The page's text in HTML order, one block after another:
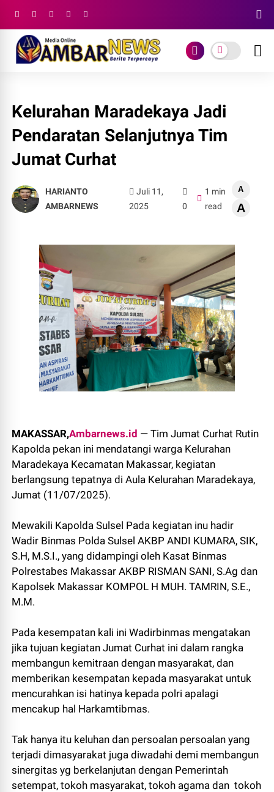
Kelurahan Maradekaya Jadi
Pendaratan Selanjutnya Tim
Jumat Curhat
HARIANTO
AMBARNEWS
Juli 11,
2025
0
1 min
read
A
A
MAKASSAR,Ambarnews.id — Tim Jumat Curhat Rutin
Kapolda pekan ini mendatangi warga Kelurahan
Maradekaya Kecamatan Makassar, kegiatan
berlangsung tepatnya di Aula Kelurahan Maradekaya,
Jumat (11/07/2025).
Mewakili Kapolda Sulsel Pada kegiatan inu hadir
Wadir Binmas Polda Sulsel AKBP ANDI KUMARA, SIK,
S.H, M.S.I., yang didampingi oleh Kasat Binmas
Polrestabes Makassar AKBP RISMAN SANI, S.Ag dan
Kapolsek Makassar KOMPOL H MUH. TAMRIN, S.E.,
M.M.
Pada kesempatan kali ini Wadirbinmas mengatakan
jika tujuan kegiatan Jumat Curhat ini dalam rangka
membangun kemitraan dengan masyarakat, dan
memberikan kesempatan kepada masyarakat untuk
mencurahkan isi hatinya kepada polri apalagi
mencakup hal Harkamtibmas.
Tak hanya itu keluhan dan persoalan persoalan yang
terjadi dimasyarakat juga diwadahi demi membangun
sinergitas yg berkelanjutan dengan Pemerintah
setempat, tokoh masyarakat, tokoh agama dan tokoh